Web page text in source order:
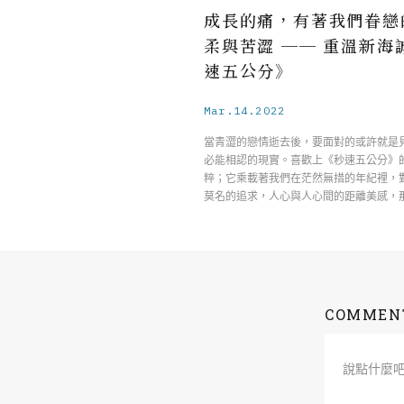
成長的痛，有著我們眷
柔與苦澀 ── 重溫新海
速五公分》
Mar.14.2022
當青澀的戀情逝去後，要面對的或許就是
必能相認的現實。喜歡上《秒速五公分》
粹；它乘載著我們在茫然無措的年紀裡，
莫名的追求，人心與人心間的距離美感，
說點什麼